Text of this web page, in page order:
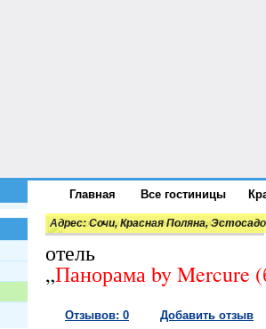
Главная Все гостиницы
Адрес:Сочи, Красная Поляна,
отель
„Панорама by Mercure
Отзывов: 0 Добавить отзыв